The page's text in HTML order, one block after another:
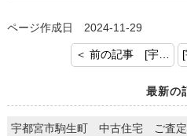
ページ作成日 2024-11-29
＜ 前の記事 [宇都宮市 パークヒルズ若松原 ご成約おめでとうございます]
最新の
宇都宮市駒生町 中古住宅 ご査定